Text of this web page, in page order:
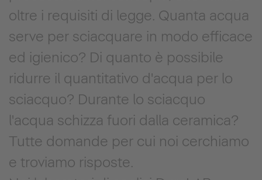
oltre i requisiti di legge. Quanta acqua
serve per sciacquare in modo efficace
ed igienico? Di quanto è possibile
ridurre il quantitativo d'acqua per lo
sciacquo? Durante lo sciacquo
l'acqua schizza fuori dalla ceramica?
Tutte domande per cui noi cerchiamo
e troviamo risposte.